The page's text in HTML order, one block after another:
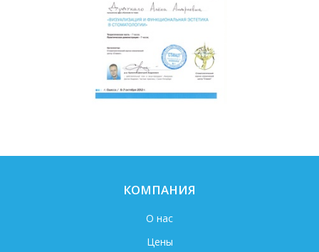
КОМПАНИЯ
О нас
Цены